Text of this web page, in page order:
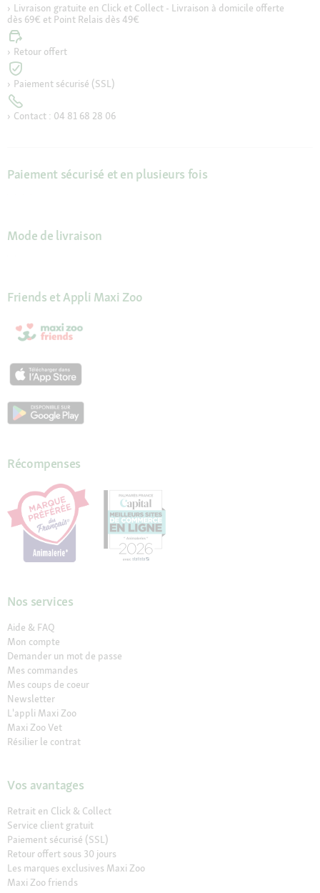
Livraison gratuite en Click et Collect - Livraison à domicile offerte
dès 69€ et Point Relais dès 49€
Retour offert
Paiement sécurisé (SSL)
Contact : 04 81 68 28 06
Paiement sécurisé et en plusieurs fois
Mode de livraison
Friends et Appli Maxi Zoo
Récompenses
Nos services
Aide & FAQ
Mon compte
Demander un mot de passe
Mes commandes
Mes coups de coeur
Newsletter
L'appli Maxi Zoo
Maxi Zoo Vet
Résilier le contrat
Vos avantages
Retrait en Click & Collect
Service client gratuit
Paiement sécurisé (SSL)
Retour offert sous 30 jours
Les marques exclusives Maxi Zoo
Maxi Zoo friends